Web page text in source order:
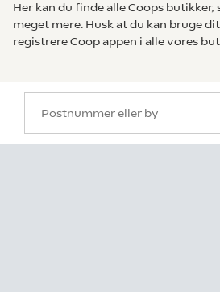
Her kan du finde alle Coops butikker,
meget mere. Husk at du kan bruge
registrere Coop appen i alle vores